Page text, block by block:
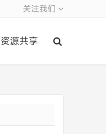
关注我们
资源共享